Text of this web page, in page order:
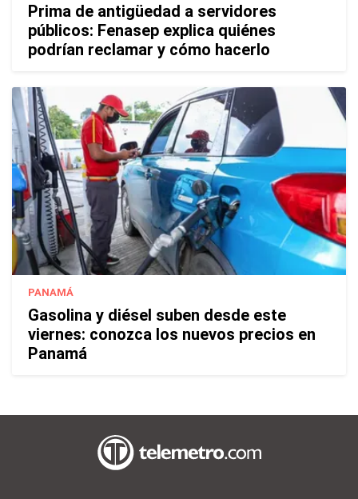
Prima de antigüedad a servidores
públicos: Fenasep explica quiénes
podrían reclamar y cómo hacerlo
PANAMÁ
Gasolina y diésel suben desde este
viernes: conozca los nuevos precios en
Panamá